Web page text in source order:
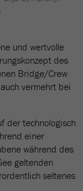
und wertvolle
des
Bridge/Crew
vermehrt bei
der technologisch
einer
während des
geltenden
seltenes